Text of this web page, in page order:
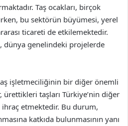
Taş ocakları, birçok
bu sektörün büyümesi, yerel
ticareti de etkilemektedir.
dünya genelindeki projelerde
işletmeciliğinin bir diğer önemli
ürettikleri taşları Türkiye’nin diğer
ihraç etmektedir. Bu durum,
katkıda bulunmasının yanı